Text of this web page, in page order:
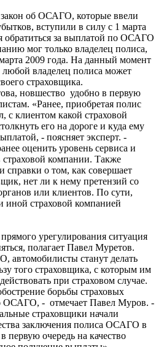
об ОСАГО, которые ввели
вступили в силу с 1 марта
обратиться за выплатой по ОСАГО
мог только владелец полиса,
2009 года. На данный момент
любой владелец полиса может
страховщика.
новшество удобно в первую
«Ранее, приобретая полис
клиентом какой страховой
его на дороге и куда ему
- поясняет эксперт. -
оценить уровень сервиса и
страховой компании. Также
справки о том, как совершает
нет ли к нему претензий со
или клиентов. По сути,
иной страховой компанией
урегулирования ситуация
полагает Павел Муретов.
автомобилисты станут делать
того страховщика, с которым им
при страховом случае.
борьбы страховых
ОСАГО, - отмечает Павел Муров. -
страховщики начали
заключения полиса ОСАГО в
первую очередь на качество